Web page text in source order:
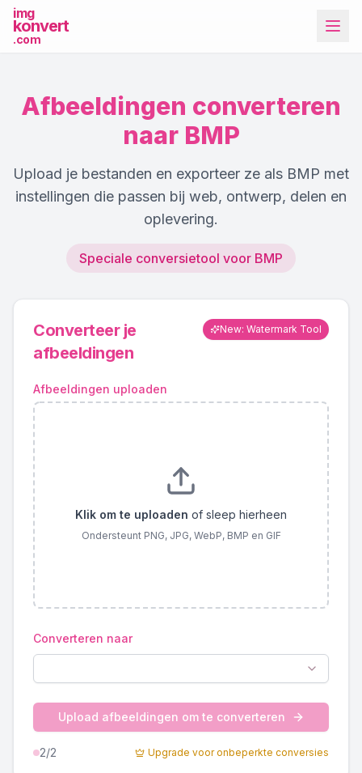
img
konvert
.com
Meer tools
Afbeeldingen converteren
naar BMP
Upload je bestanden en exporteer ze als BMP met
instellingen die passen bij web, ontwerp, delen en
oplevering.
Speciale conversietool voor BMP
Converteer je
afbeeldingen
New: Watermark Tool
Afbeeldingen uploaden
Klik om te uploaden of sleep hierheen
Ondersteunt PNG, JPG, WebP, BMP en GIF
Converteren naar
Upload afbeeldingen om te converteren
2/2 Upgrade voor onbeperkte conversies